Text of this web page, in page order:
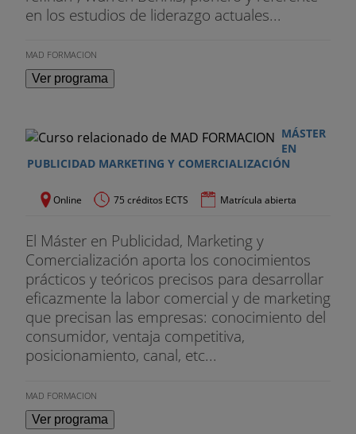
en los estudios de liderazgo actuales...
MAD FORMACION
Ver programa
MÁSTER
EN
PUBLICIDAD MARKETING Y COMERCIALIZACIÓN
Online 75 créditos ECTS Matrícula abierta
El Máster en Publicidad, Marketing y
Comercialización aporta los conocimientos
prácticos y teóricos precisos para desarrollar
eficazmente la labor comercial y de marketing
que precisan las empresas: conocimiento del
consumidor, ventaja competitiva,
posicionamiento, canal, etc...
MAD FORMACION
Ver programa